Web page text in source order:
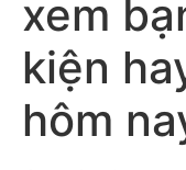
xem
kiện
hôm